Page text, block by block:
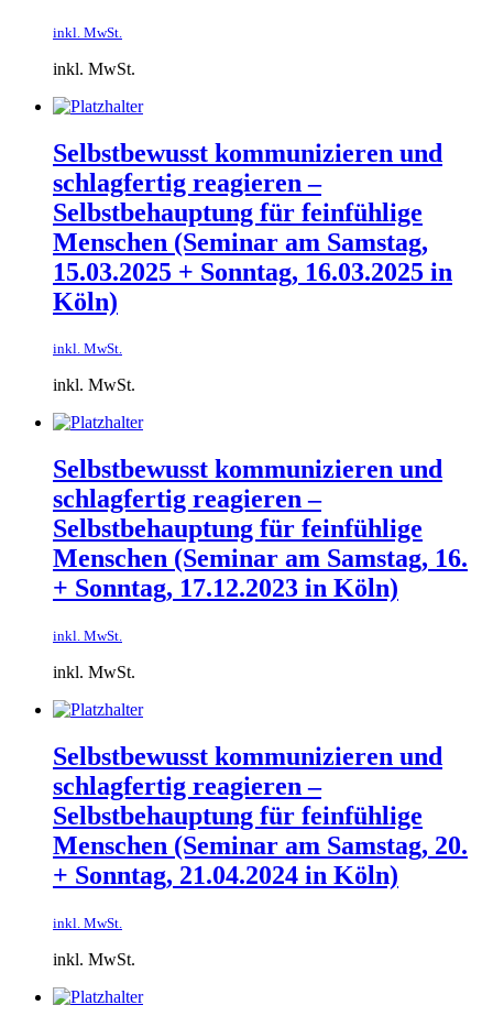
inkl. MwSt.
inkl. MwSt.
Selbstbewusst kommunizieren und
schlagfertig reagieren –
Selbstbehauptung für feinfühlige
Menschen​ (Seminar am Samstag,
15.03.2025 + Sonntag, 16.03.2025 in
Köln)
inkl. MwSt.
inkl. MwSt.
Selbstbewusst kommunizieren und
schlagfertig reagieren –
Selbstbehauptung für feinfühlige
Menschen​ (Seminar am Samstag, 16.
+ Sonntag, 17.12.2023 in Köln)
inkl. MwSt.
inkl. MwSt.
Selbstbewusst kommunizieren und
schlagfertig reagieren –
Selbstbehauptung für feinfühlige
Menschen​ (Seminar am Samstag, 20.
+ Sonntag, 21.04.2024 in Köln)
inkl. MwSt.
inkl. MwSt.